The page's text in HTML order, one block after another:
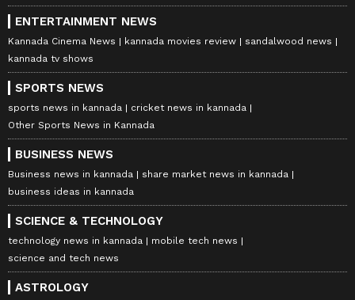
ENTERTAINMENT NEWS
Kannada Cinema News kannada movies review
sandalwood news
kannada tv shows
SPORTS NEWS
sports news in kannada
cricket news in kannada
Other Sports News in Kannada
BUSINESS NEWS
Business news in kannada
share market news in kannada
business ideas in kannada
SCIENCE & TECHNOLOGY
technology news in kannada
mobile tech news
science and tech news
ASTROLOGY